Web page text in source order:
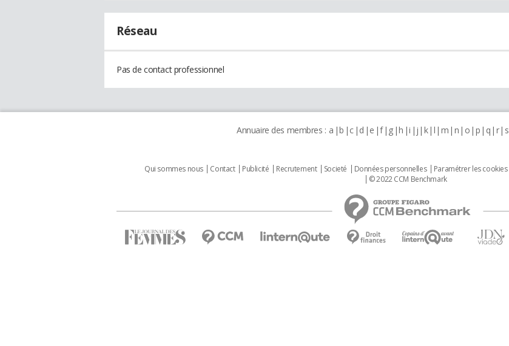
Réseau
Pas de contact professionnel
Annuaire des membres : a b c d e f g h i j k l m n o p q r s
Qui sommes nous Contact Publicité Recrutement Societé Données personnelles Paramétrer les cookies
© 2022 CCM Benchmark